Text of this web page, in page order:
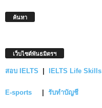
ค้นหา
เว็บไซต์พันธมิตรฯ
สอบ IELTS IELTS Life Skills
E-sports รับทำบัญชี